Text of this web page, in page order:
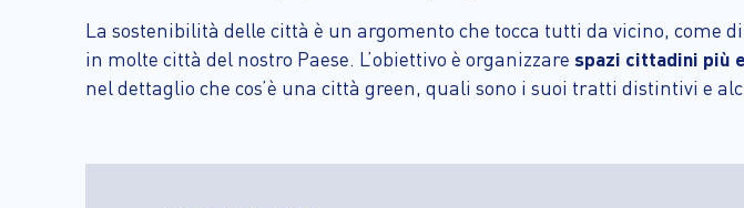
La sostenibilità delle città è un argomento che tocca tutti da vicino,
in molte città del nostro Paese. L’obiettivo è organizzare spazi cittadini più
nel dettaglio che cos’è una città green, quali sono i suoi tratti distintivi e